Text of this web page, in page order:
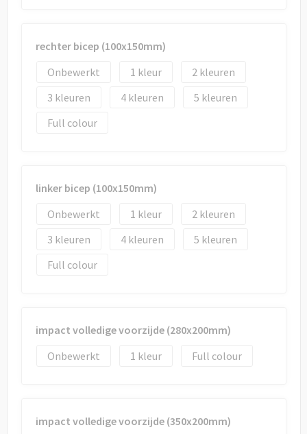
rechter bicep (100x150mm)
Onbewerkt
1
2
3
4
5
Full colour
linker bicep (100x150mm)
Onbewerkt
1
2
3
4
5
Full colour
impact volledige voorzijde (280x200mm)
Onbewerkt
1 Full colour
impact volledige voorzijde (350x200mm)